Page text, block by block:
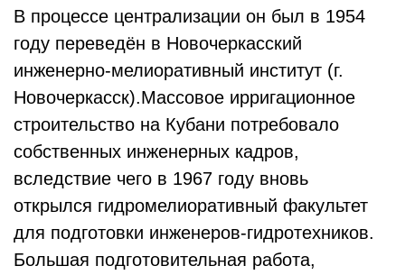
В процессе централизации он был в 1954
году переведён в Новочеркасский
инженерно-мелиоративный институт (г.
Новочеркасск).Массовое ирригационное
строительство на Кубани потребовало
собственных инженерных кадров,
вследствие чего в 1967 году вновь
открылся гидромелиоративный факультет
для подготовки инженеров-гидротехников.
Большая подготовительная работа,